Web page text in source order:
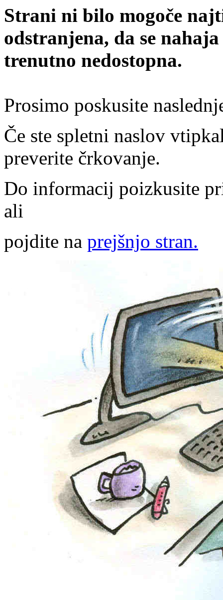
Strani ni bilo mogoče
odstranjena, da se
trenutno nedostopna.
Prosimo poskusite
Če ste spletni naslov
preverite črkovanje.
Do informacij poizkusite
ali
pojdite na prejšnjo stran.